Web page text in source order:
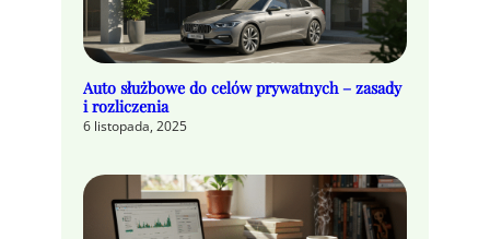
Auto służbowe do celów prywatnych – zasady
i rozliczenia
6 listopada, 2025